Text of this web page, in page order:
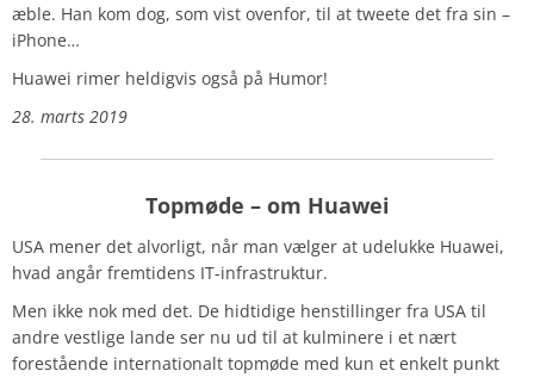
æble. Han kom dog, som vist ovenfor, til at tweete det fra sin –
iPhone…
Huawei rimer heldigvis også på Humor!
28. marts 2019
Topmøde – om Huawei
USA mener det alvorligt, når man vælger at udelukke Huawei,
hvad angår fremtidens IT-infrastruktur.
Men ikke nok med det. De hidtidige henstillinger fra USA til
andre vestlige lande ser nu ud til at kulminere i et nært
forestående internationalt topmøde med kun et enkelt punkt